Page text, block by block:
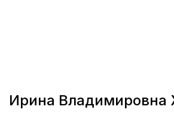
Ирина Владимировна